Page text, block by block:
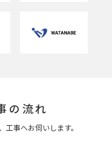
の流れ
事へお伺いします。